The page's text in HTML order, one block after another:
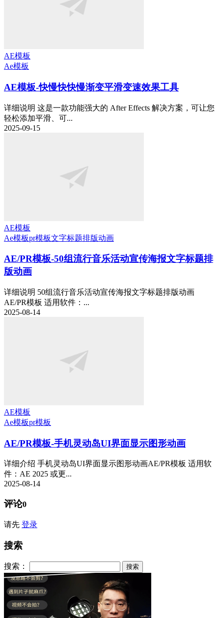
AE模板
Ae模板
AE模板-快慢快快慢渐变平滑变速效果工具
详细说明 这是一款功能强大的 After Effects 解决方案，可让您
轻松添加平滑、可...
2025-09-15
AE模板
Ae模板pr模板文字标题排版动画
AE/PR模板-50组流行音乐活动宣传海报文字标题排
版动画
详细说明 50组流行音乐活动宣传海报文字标题排版动画
AE/PR模板 适用软件：...
2025-08-14
AE模板
Ae模板pr模板
AE/PR模板-手机灵动岛UI界面显示图形动画
详细介绍 手机灵动岛UI界面显示图形动画AE/PR模板 适用软
件：AE 2025 或更...
2025-08-14
评论0
请先 登录
搜索
搜索：